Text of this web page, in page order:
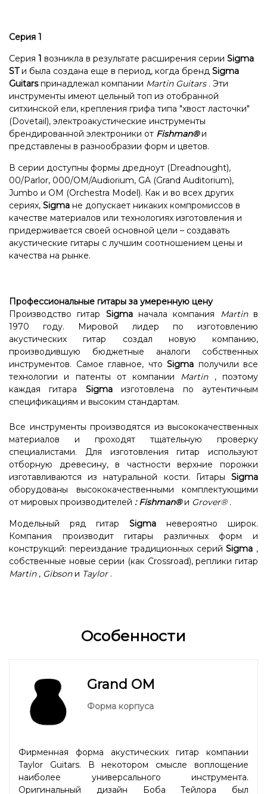
Серия 1
Серия 1 возникла в результате расширения серии Sigma
STи была создана еще в период, когда бренд Sigma
Guitarsпринадлежал компании Martin Guitars. Эти
инструменты имеют цельный топ из отобранной
ситхинской ели, крепления грифа типа "хвост ласточки"
(Dovetail), электроакустические инструменты
брендированной электроники от Fishman®и
представлены в разнообразии форм и цветов.
В серии доступны формы дредноут (Dreadnought),
00/Parlor, 000/OM/Audiorium, GA (Grand Auditorium),
Jumbo и OM (Orchestra Model). Как и во всех других
сериях, Sigma не допускает никаких компромиссов в
качестве материалов или технологиях изготовления и
придерживается своей основной цели – создавать
акустические гитары с лучшим соотношением цены и
качества на рынке.
Профессиональные гитары за умеренную цену
Производство гитар Sigmaначала компания Martinв
1970 году. Мировой лидер по изготовлению
акустических гитар создал новую компанию,
производившую бюджетные аналоги собственных
инструментов. Самое главное, что Sigma получили все
технологии и патенты от компании Martin, поэтому
каждая гитара Sigmaизготовлена ​​по аутентичным
спецификациям и высоким стандартам.
Все инструменты производятся из высококачественных
материалов и проходят тщательную проверку
специалистами. Для изготовления гитар используют
отборную древесину, в частности верхние порожки
изготавливаются из натуральной кости. Гитары Sigma
оборудованы высококачественными комплектующими
от мировых производителей :Fishman® и Grover® .
Модельный ряд гитар Sigma невероятно широк.
Компания производит гитары различных форм и
конструкций: переиздание традиционных серийSigma ,
собственные новые серии (как Crossroad), реплики гитар
Martin, Gibsonи Taylor.
Особенности
Grand OM
Форма корпуса
Фирменная форма акустических гитар компании
Taylor Guitars. В некотором смысле воплощение
наиболее универсального инструмента.
Оригинальный дизайн Боба Тейлора был